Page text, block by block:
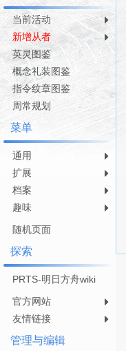
当前活动
新增从者
英灵图鉴
概念礼装图鉴
指令纹章图鉴
周常规划
菜单
通用
扩展
档案
趣味
随机页面
探索
PRTS-明日方舟wiki
官方网站
友情链接
管理与编辑